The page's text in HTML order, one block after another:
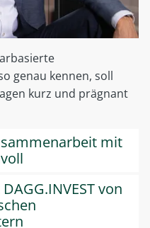
genau kennen, soll
kurz und prägnant
mit
von